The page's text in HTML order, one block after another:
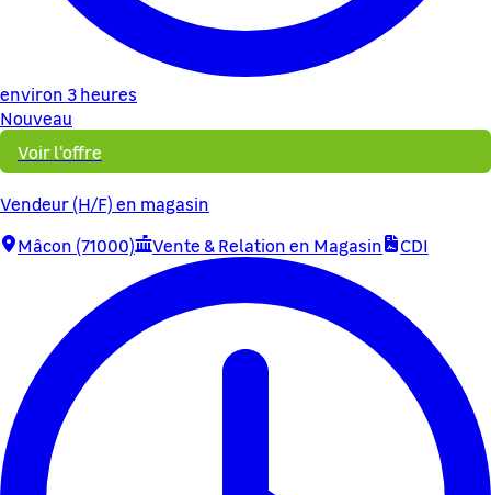
environ 3 heures
Nouveau
Voir l'offre
Vendeur (H/F) en magasin
Mâcon (71000)
Vente & Relation en Magasin CDI